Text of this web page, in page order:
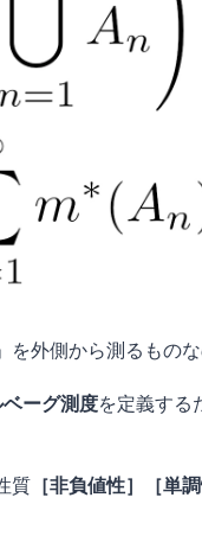
外側から測るものな
ベーグ測度を定義する
質 ［非負値性］［単